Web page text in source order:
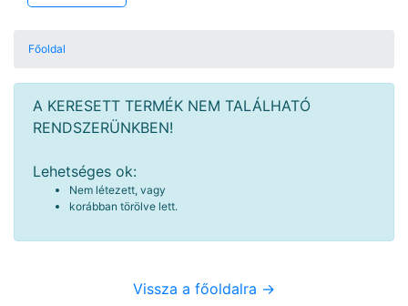
Főoldal
A KERESETT TERMÉK NEM TALÁLHATÓ
RENDSZERÜNKBEN!
Lehetséges ok:
Nem létezett, vagy
korábban törölve lett.
Vissza a főoldalra ->